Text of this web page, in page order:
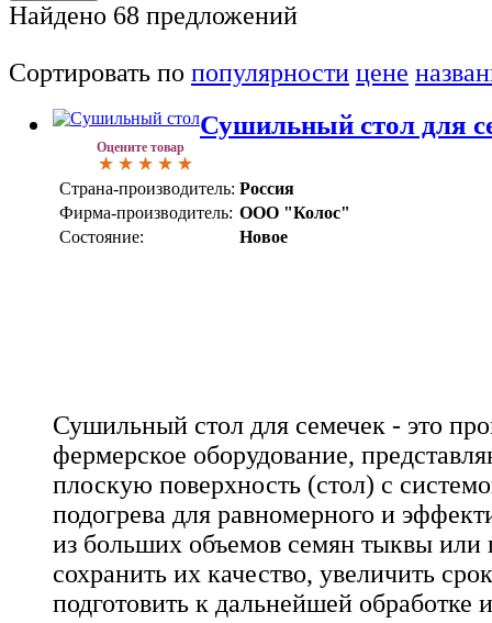
Найдено 68 предложений
Сортировать по популярности цене
Оцените товар
Сушильный стол для
Страна-производитель: Россия
Фирма-производитель: ООО "Колос"
Состояние:
Новое
Сушильный стол для семечек - это
фермерское оборудование,
плоскую поверхность (стол) с
подогрева для равномерного и
из больших объемов семян тыквы или
сохранить их качество, увеличить
подготовить к дальнейшей обработке